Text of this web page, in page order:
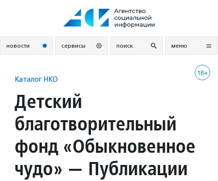
новости сервисы поиск меню
18+
Каталог НКО
Детский
благотворительный
фонд «Обыкновенное
чудо» — Публикации